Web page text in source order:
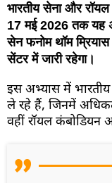
भारतीय सेना और
17 मई 2026 तक यह
सेन फनोम थॉम म्रियास
सेंटर में जारी रहेगा।
इस अभ्यास में
ले रहे हैं, जिनमें
वहीं रॉयल कंबोडियन